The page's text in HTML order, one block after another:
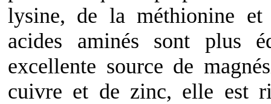
lysine, de la méthionine
acides aminés sont plus
excellente source de
cuivre et de zinc, elle est